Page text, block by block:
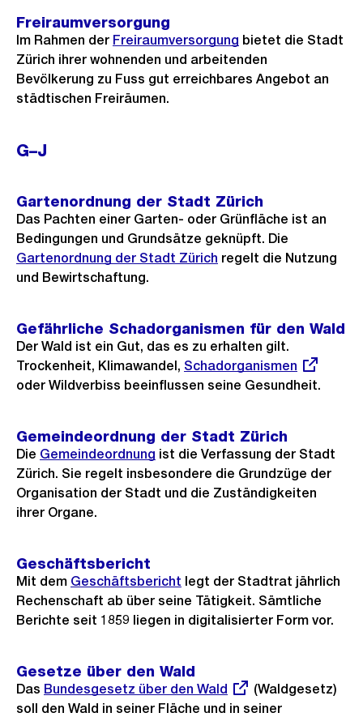
Freiraumversorgung
Im Rahmen der Freiraumversorgung bietet die Stadt
Zürich ihrer wohnenden und arbeitenden
Bevölkerung zu Fuss gut erreichbares Angebot an
städtischen Freiräumen.
G–J
Gartenordnung der Stadt Zürich
Das Pachten einer Garten- oder Grünfläche ist an
Bedingungen und Grundsätze geknüpft. Die
Gartenordnung der Stadt Zürich regelt die Nutzung
und Bewirtschaftung.
Gefährliche Schadorganismen für den Wald
Der Wald ist ein Gut, das es zu erhalten gilt.
Trockenheit, Klimawandel, Externer
Link:
Schadorganismen
oder Wildverbiss beeinflussen seine Gesundheit.
Gemeindeordnung der Stadt Zürich
Die Gemeindeordnung ist die Verfassung der Stadt
Zürich. Sie regelt insbesondere die Grundzüge der
Organisation der Stadt und die Zuständigkeiten
ihrer Organe.
Geschäftsbericht
Mit dem Geschäftsbericht legt der Stadtrat jährlich
Rechenschaft ab über seine Tätigkeit. Sämtliche
Berichte seit 1859 liegen in digitalisierter Form vor.
Gesetze über den Wald
Das Externer
Link:
Bundesgesetz über den Wald
(Waldgesetz)
soll den Wald in seiner Fläche und in seiner